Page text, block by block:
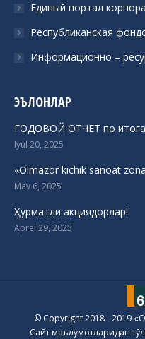
Единый портал
Республиканская
Информационно –
ЭЪЛОНЛАР
ГОДОВОЙ ОТЧЕТ по
Iyul 20, 2025
«Olmazor kichik sanoat
May 6, 2025
Ҳурматли акциядорлар!
Aprel 29, 2025
© Copyright 2018 - 2019
Сайт маълумотларидан